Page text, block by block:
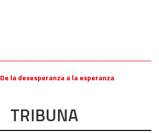
De la desesperanza a la esperanza
TRIBUNA